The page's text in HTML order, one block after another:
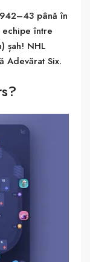
până în
între
șah! NHL
Adevărat Six.